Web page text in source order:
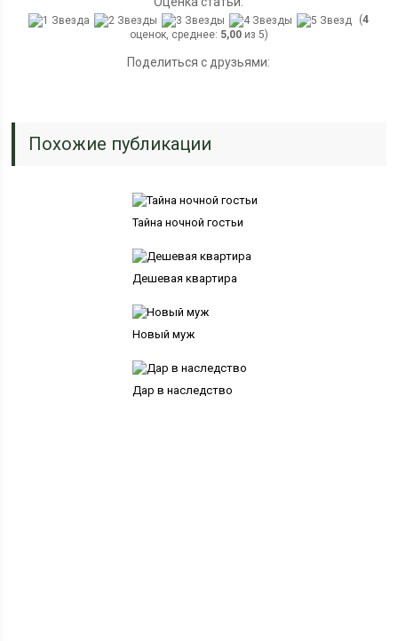
(4
оценок, среднее: 5,00из 5)
Поделиться с друзьями:
Похожие публикации
Тайна ночной гостьи
Дешевая квартира
Новый муж
Дар в наследство